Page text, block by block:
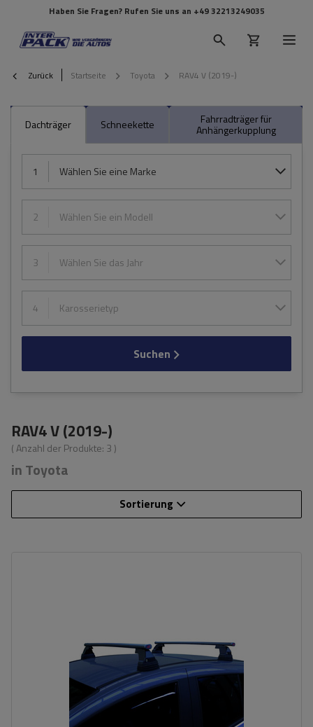
Haben Sie Fragen? Rufen Sie uns an +49 32213249035
Zurück Startseite Toyota RAV4 V (2019-)
Dachträger Schneekette Fahrradträger für
Anhängerkupplung
1 Wählen Sie eine Marke
2 Wählen Sie ein Modell
3 Wählen Sie das Jahr
4 Karosserietyp
Suchen
RAV4 V (2019-)
( Anzahl der Produkte: 3 )
in Toyota
Sortierung